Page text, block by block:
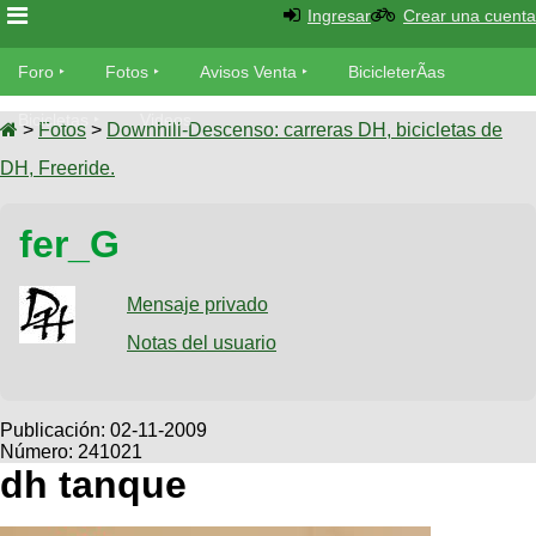
Foro
Foro
TÃ©cnica
Fotos
tu foto
Galeria
XC
Viajes
Descenso
SUBÃ
tu
Buscar
Ultimos
Fotos
BicicleterÃ­
as
Bicicletas
Tandem
Videos
Cicloturismo
Ingresar Crear una cuenta
Foro Fotos Avisos Venta BicicleterÃ­as
Bicicletas Videos
> Fotos > Downhill-Descenso: carreras DH, bicicletas de
DH, Freeride.
fer_G
Mensaje privado
Notas del usuario
Publicación: 02-11-2009
Número: 241021
dh tanque